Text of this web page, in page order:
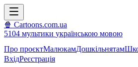
🍿 Cartoons.com.ua
5104 мультики українською мовою
Про проєктМалюкамДошкільнятам
ВхідРеєстрація